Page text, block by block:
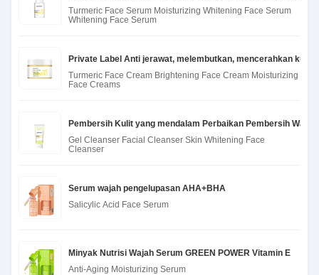
Turmeric Face Serum Moisturizing Whitening Face Serum
Whitening Face Serum
Private Label Anti jerawat, melembutkan, mencerahkan
Turmeric Face Cream Brightening Face Cream Moisturizing
Face Creams
Pembersih Kulit yang mendalam Perbaikan Pembersih
Gel Cleanser Facial Cleanser Skin Whitening Face
Cleanser
Serum wajah pengelupasan AHA+BHA
Salicylic Acid Face Serum
Minyak Nutrisi Wajah Serum GREEN POWER Vitamin E
Anti-Aging Moisturizing Serum